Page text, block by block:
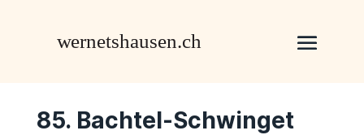
85. Bachtel-Schwinget